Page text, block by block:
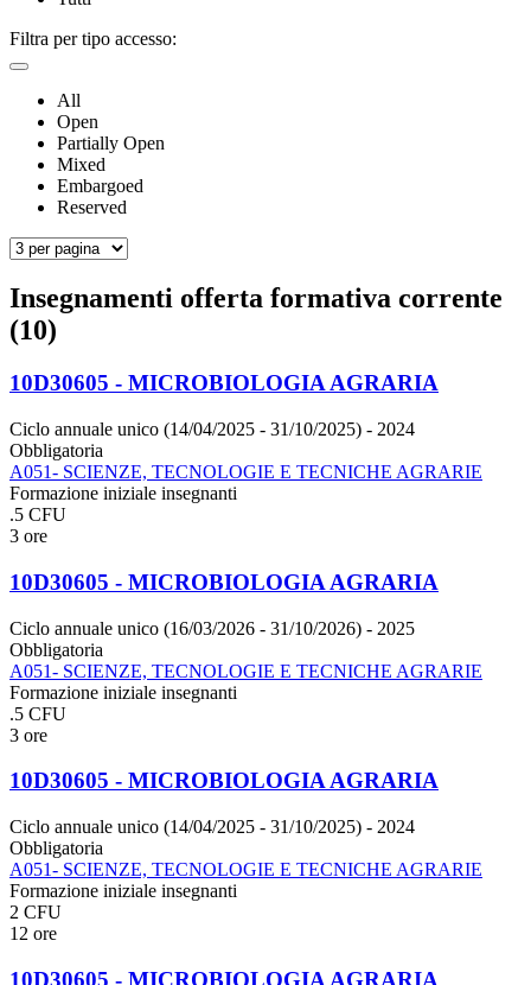
Filtra per tipo accesso:
All
Open
Partially Open
Mixed
Embargoed
Reserved
Insegnamenti offerta formativa corrente
(10)
10D30605 - MICROBIOLOGIA AGRARIA
Ciclo annuale unico (14/04/2025 - 31/10/2025) - 2024
Obbligatoria
A051- SCIENZE, TECNOLOGIE E TECNICHE AGRARIE
Formazione iniziale insegnanti
.5 CFU
3 ore
10D30605 - MICROBIOLOGIA AGRARIA
Ciclo annuale unico (16/03/2026 - 31/10/2026) - 2025
Obbligatoria
A051- SCIENZE, TECNOLOGIE E TECNICHE AGRARIE
Formazione iniziale insegnanti
.5 CFU
3 ore
10D30605 - MICROBIOLOGIA AGRARIA
Ciclo annuale unico (14/04/2025 - 31/10/2025) - 2024
Obbligatoria
A051- SCIENZE, TECNOLOGIE E TECNICHE AGRARIE
Formazione iniziale insegnanti
2 CFU
12 ore
10D30605 - MICROBIOLOGIA AGRARIA